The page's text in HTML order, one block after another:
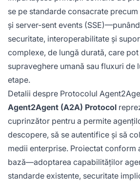
se pe standarde consacrate precum
și server-sent events
securitate, interoperabilitate și
complexe, de lungă durată, care
supraveghere umană sau fluxuri de
etape.
Detalii despre Protocolul
Agent2Agent (A2A) Protocol
cuprinzător pentru a permite
descopere, să se autentifice și să
medii enterprise. Proiectat conform
bază—adoptarea capabilităților
standarde existente, securitate